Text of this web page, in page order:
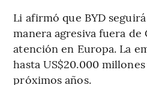
Li afirmó que BYD
manera agresiva fuera de
atención en Europa. La
hasta US$20.000
próximos años.